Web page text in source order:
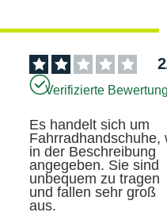
2
Verifizierte
Es handelt sich um
Fahrradhandschuhe,
in der Beschreibung
angegeben. Sie sind
unbequem zu tragen
und fallen sehr groß
aus.